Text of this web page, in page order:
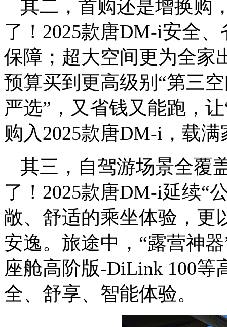
其二，首购还是增换购
了！2025款唐DM-i安全
保障；超大空间更为全家
预算买到更高级别“第三
严选”，又省钱又能跑，
购入2025款唐DM-i，载
其三，自驾游场景全覆
了！2025款唐DM-i延续“
敞、舒适的乘坐体验，更
安逸。旅途中，“露营神
座舱高阶版-DiLink 100等
全、舒享、智能体验。